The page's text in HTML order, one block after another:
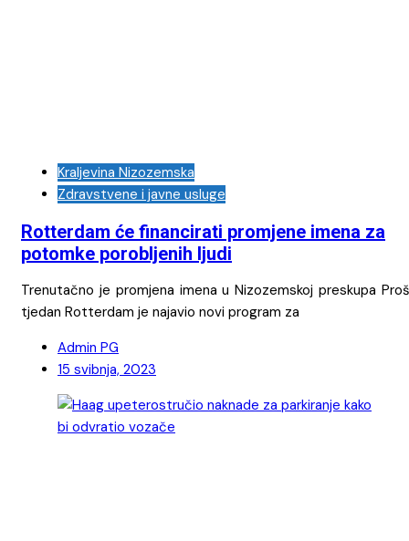
Kraljevina Nizozemska
Zdravstvene i javne usluge
Rotterdam će financirati promjene imena za
potomke porobljenih ljudi
Trenutačno je promjena imena u Nizozemskoj preskupa
tjedan Rotterdam je najavio novi program za
Admin PG
15 svibnja, 2023